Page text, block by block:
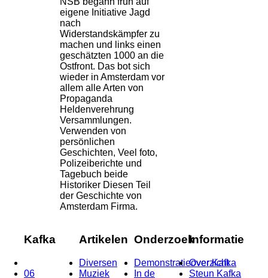
eigene Initiative Jagd
nach
Widerstandskämpfer zu
machen und links einen
geschätzten 1000 an die
Ostfront. Das bot sich
wieder in Amsterdam vor
allem alle Arten von
Propaganda
Heldenverehrung
Versammlungen.
Verwenden von
persönlichen
Geschichten, Veel foto,
Polizeiberichte und
Tagebuch beide
Historiker Diesen Teil
der Geschichte von
Amsterdam Firma.
Kafka
06
Artikelen
Diversen
Muziek
Onderzoek
Demonstratieoverzicht
In de
Informatie
Over Kafka
Steun Kafka